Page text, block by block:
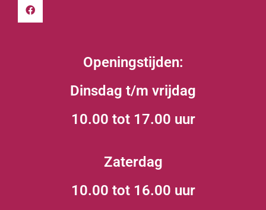
Openingstijden:
Dinsdag t/m vrijdag
10.00 tot 17.00 uur
Zaterdag
10.00 tot 16.00 uur